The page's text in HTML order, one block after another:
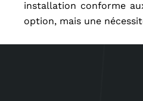
installation conforme
option, mais une